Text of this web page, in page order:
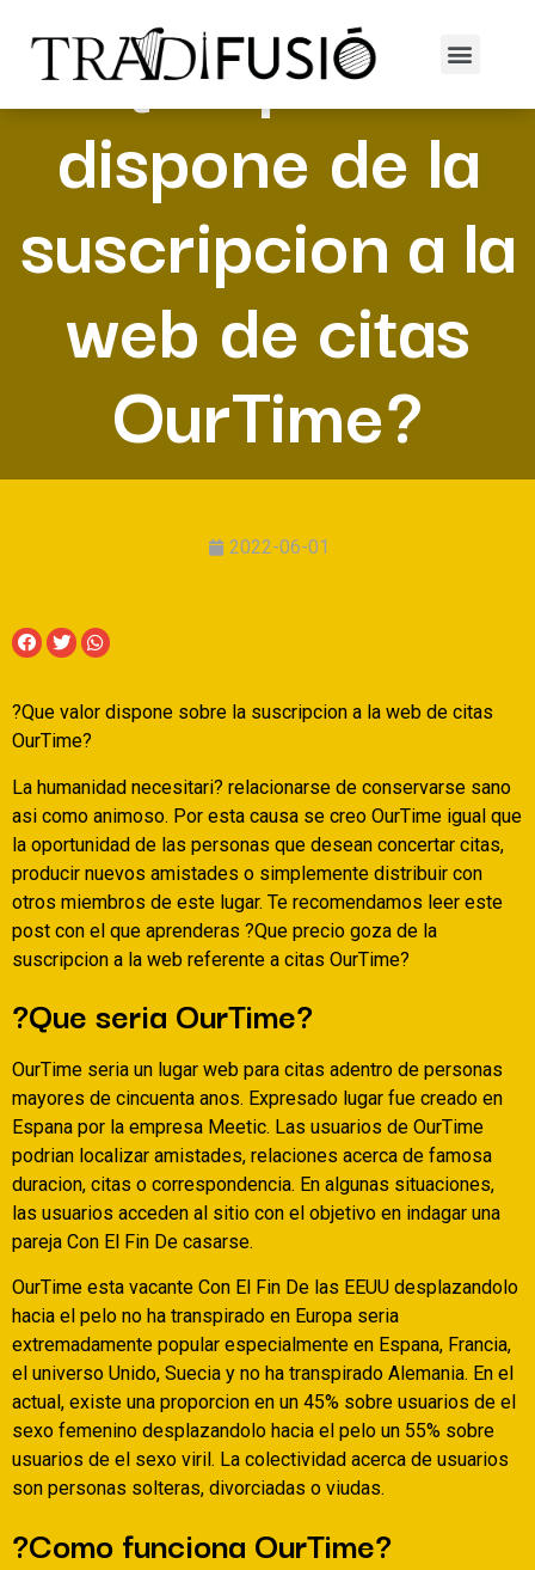
?Que precio
dispone de la
suscripcion a la
web de citas
OurTime?
2022-06-01
?Que valor dispone sobre la suscripcion a la web de citas
OurTime?
La humanidad necesitari? relacionarse de conservarse sano
asi­ como animoso. Por esta causa se creo OurTime igual que
la oportunidad de las personas que desean concertar citas,
producir nuevos amistades o simplemente distribuir con
otros miembros de este lugar. Te recomendamos leer este
post con el que aprenderas ?Que precio goza de la
suscripcion a la web referente a citas OurTime?
?Que seri­a OurTime?
OurTime seri­a un lugar web para citas adentro de personas
mayores de cincuenta anos. Expresado lugar fue creado en
Espana por la empresa Meetic. Las usuarios de OurTime
podri­an localizar amistades, relaciones acerca de famosa
duracion, citas o correspondencia. En algunas situaciones,
las usuarios acceden al sitio con el objetivo en indagar una
pareja Con El Fin De casarse.
OurTime esta vacante Con El Fin De las EEUU desplazandolo
hacia el pelo no ha transpirado en Europa seri­a
extremadamente popular especialmente en Espana, Francia,
el universo Unido, Suecia y no ha transpirado Alemania. En el
actual, existe una proporcion en un 45% sobre usuarios de el
sexo femenino desplazandolo hacia el pelo un 55% sobre
usuarios de el sexo viril. La colectividad acerca de usuarios
son personas solteras, divorciadas o viudas.
?Como funciona OurTime?